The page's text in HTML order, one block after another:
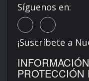
Síguenos en:
¡Suscríbete a
PROTECCIÓN